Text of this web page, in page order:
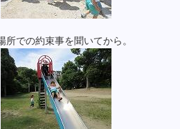
での約束事を聞いてから。